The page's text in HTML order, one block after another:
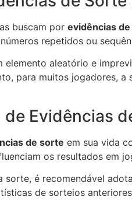
buscam por evidências
repetidos ou
aleatório e
para muitos jogadores,
Evidências
de sorte em sua vida
os resultados em
sorte, é recomendável
de sorteios